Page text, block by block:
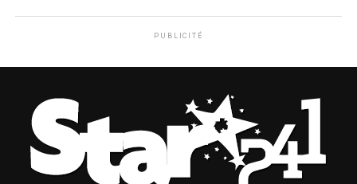
PUBLICITÉ